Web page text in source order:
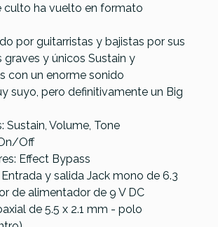
culto ha vuelto en formato
por guitarristas y bajistas por sus
y únicos Sustain y
con un enorme sonido
suyo, pero definitivamente un Big
Sustain, Volume, Tone
Off
Effect Bypass
y salida Jack mono de 6.3
de alimentador de 9 V DC
de 5.5 x 2.1 mm - polo
SPRUCE
Fundamental
Distortion
109,00 € 109,00 € 109,00 €